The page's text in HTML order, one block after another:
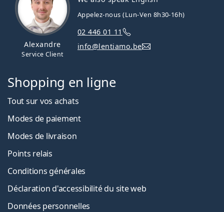
Alexandre
Service Client
Appelez-nous (Lun-Ven 8h30-16h)
02 446 01 11
info@lentiamo.be
Shopping en ligne
Tout sur vos achats
Modes de paiement
Modes de livraison
Points relais
Conditions générales
Déclaration d'accessibilité du site web
Données personnelles